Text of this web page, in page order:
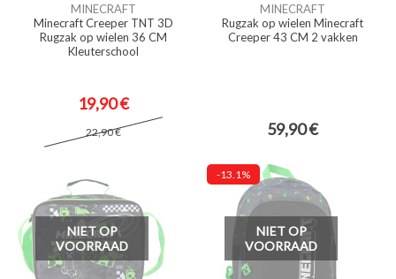
MINECRAFT
Minecraft Creeper TNT 3D
Rugzak op wielen 36 CM
Kleuterschool
19,90 €
22,90 €
MINECRAFT
Rugzak op wielen Minecraft
Creeper 43 CM 2 vakken
59,90 €
NIET OP
VOORRAAD
-13.1%
NIET OP
VOORRAAD